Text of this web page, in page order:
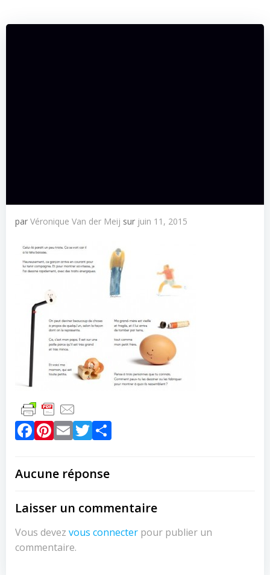
par Véronique Van der Meij sur juin 11, 2015
Facebook
Pinterest
EmailTwitter
Aucune réponse
Laisser un commentaire
Vous devez vous connecter pour publier un
commentaire.